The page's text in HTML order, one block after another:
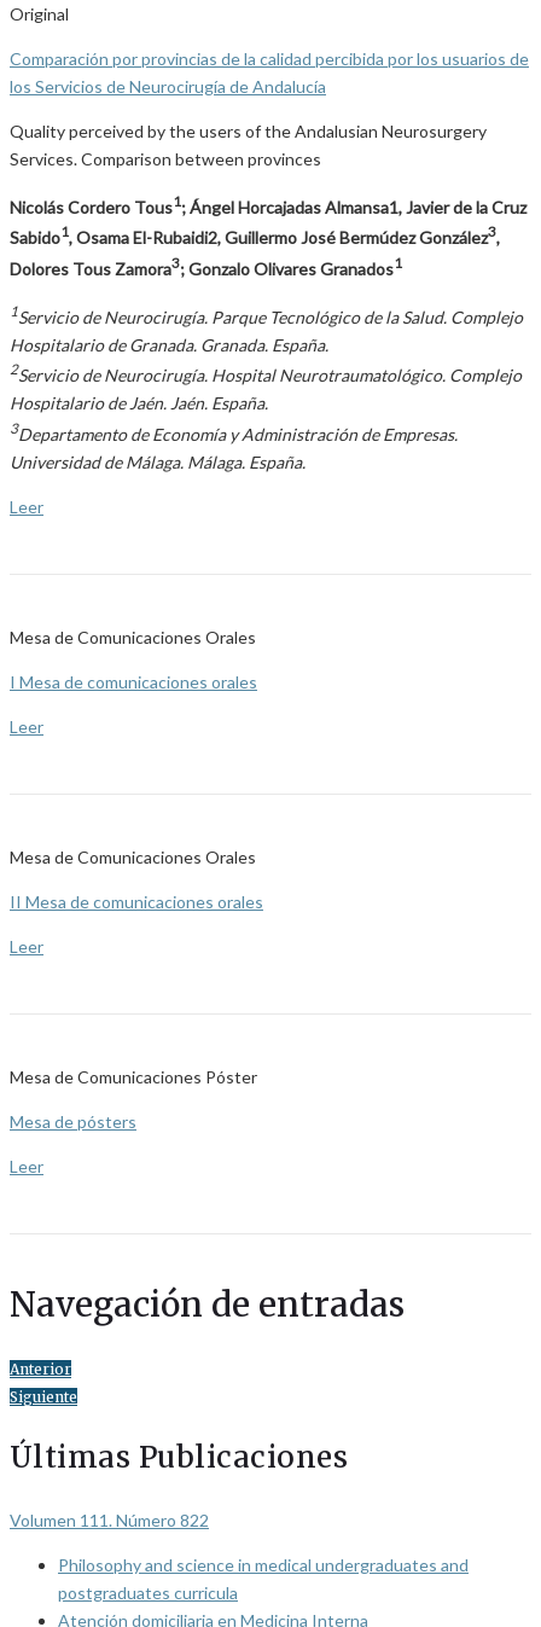
Original
Comparación por provincias de la calidad percibida por los usuarios de
los Servicios de Neurocirugía de Andalucía
Quality perceived by the users of the Andalusian Neurosurgery
Services. Comparison between provinces
Nicolás Cordero Tous1; Ángel Horcajadas Almansa1, Javier de la Cruz
Sabido1, Osama El-Rubaidi2, Guillermo José Bermúdez González3,
Dolores Tous Zamora3; Gonzalo Olivares Granados1
1Servicio de Neurocirugía. Parque Tecnológico de la Salud. Complejo
Hospitalario de Granada. Granada. España.
2Servicio de Neurocirugía. Hospital Neurotraumatológico. Complejo
Hospitalario de Jaén. Jaén. España.
3Departamento de Economía y Administración de Empresas.
Universidad de Málaga. Málaga. España.
Leer
Mesa de Comunicaciones Orales
I Mesa de comunicaciones orales
Leer
Mesa de Comunicaciones Orales
II Mesa de comunicaciones orales
Leer
Mesa de Comunicaciones Póster
Mesa de pósters
Leer
Navegación de entradas
Anterior
Siguiente
Últimas Publicaciones
Volumen 111. Número 822
Philosophy and science in medical undergraduates and
postgraduates curricula
Atención domiciliaria en Medicina Interna